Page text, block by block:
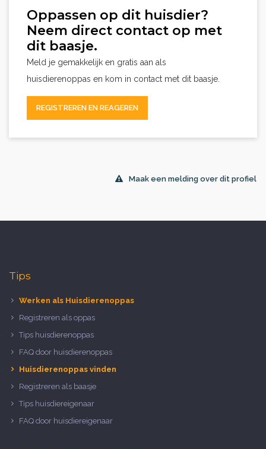
Oppassen op dit huisdier?
Neem direct contact op met
dit baasje.
Meld je gemakkelijk en gratis aan als
huisdierenoppas en kom in contact met dit baasje.
REGISTREREN EN REAGEREN
Maak een melding over dit profiel
Tips
Werken als Huisdierenoppas
Registreren als oppas
Tips huisdierenoppas
FAQ door huisdierenoppas
Huisdierenoppas vinden
Registreren als baasje
Tips huisdiereigenaar
FAQ door huisdiereigenaar